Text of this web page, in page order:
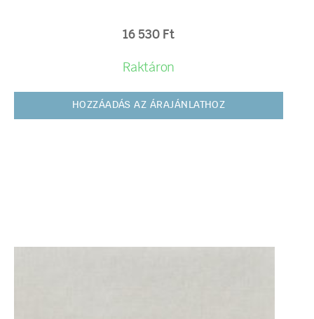
16 530 Ft
Raktáron
HOZZÁADÁS AZ ÁRAJÁNLATHOZ